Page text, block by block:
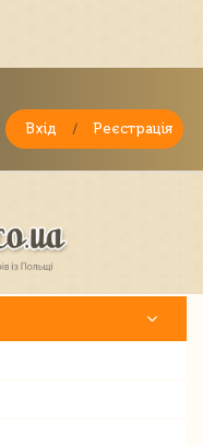
Вхід / Реєстрація